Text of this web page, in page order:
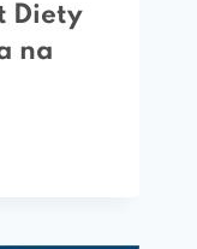
Diety
na